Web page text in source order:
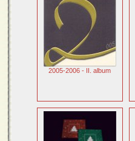
2005-2006 - II. album